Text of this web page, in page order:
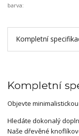
barva:
Kompletní
Kompletní
Objevte
Hledáte dokonalý
Naše dřevěné